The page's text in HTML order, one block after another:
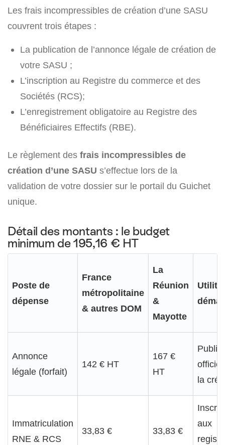
Les frais incompressibles de création d’une SASU
couvrent trois étapes :
La publication de l’annonce légale de création de
votre SASU ;
L’inscription au Registre du commerce et des
Sociétés (RCS);
L’enregistrement obligatoire au Registre des
Bénéficiaires Effectifs (RBE).
Le règlement des frais incompressibles de
création d’une SASU s’effectue lors de la
validation de votre dossier sur le portail du Guichet
unique.
Détail des montants : le budget
minimum de 195,16 € HT
Poste de
dépense
France
métropolitaine
& autres DOM
La
Réunion
&
Mayotte
Utilité
Annonce
légale (forfait)
142 € HT
167 €
HT
la
Immatriculation
RNE & RCS
33,83 € 33,83 €
aux